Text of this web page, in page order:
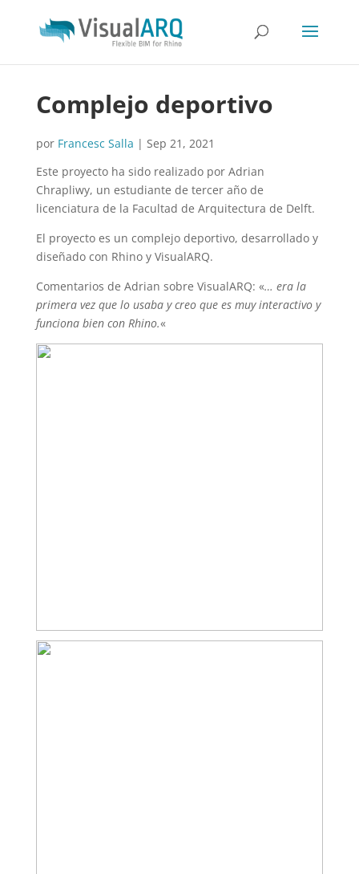
Complejo deportivo
por Francesc Salla | Sep 21, 2021
Este proyecto ha sido realizado por Adrian
Chrapliwy, un estudiante de tercer año de
licenciatura de la Facultad de Arquitectura de Delft.
El proyecto es un complejo deportivo, desarrollado y
diseñado con Rhino y VisualARQ.
Comentarios de Adrian sobre VisualARQ: «… era la
primera vez que lo usaba y creo que es muy interactivo y
funciona bien con Rhino.«